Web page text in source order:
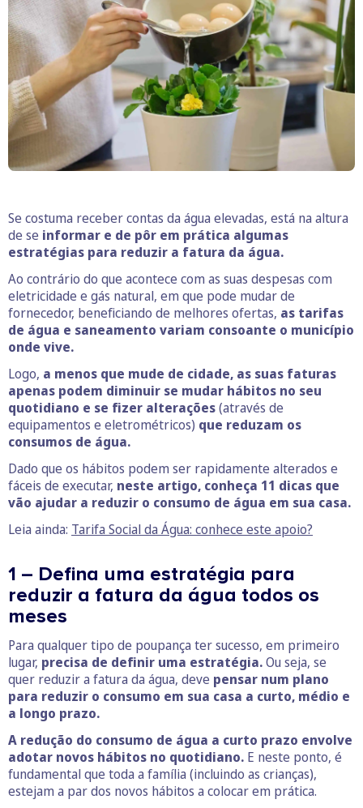
Se costuma receber contas da água elevadas, está na altura
de se informar e de pôr em prática algumas
estratégias para reduzir a fatura da água.
Ao contrário do que acontece com as suas despesas com
eletricidade e gás natural, em que pode mudar de
fornecedor, beneficiando de melhores ofertas, as tarifas
de água e saneamento variam consoante o município
onde vive.
Logo, a menos que mude de cidade, as suas faturas
apenas podem diminuir se mudar hábitos no seu
quotidiano e se fizer alterações(através de
equipamentos e eletrométricos) que reduzam os
consumos de água.
Dado que os hábitos podem ser rapidamente alterados e
fáceis de executar, neste artigo, conheça 11 dicas que
vão ajudar a reduzir o consumo de água em sua casa.
Leia ainda: Tarifa Social da Água: conhece este apoio?
1 – Defina uma estratégia para
reduzir a fatura da água todos os
meses
Para qualquer tipo de poupança ter sucesso, em primeiro
lugar, precisa de definir uma estratégia.Ou seja, se
quer reduzir a fatura da água, deve pensar num plano
para reduzir o consumo em sua casa a curto, médio e
a longo prazo.
A redução do consumo de água a curto prazo envolve
adotar novos hábitos no quotidiano. E neste ponto, é
fundamental que toda a família (incluindo as crianças),
estejam a par dos novos hábitos a colocar em prática.